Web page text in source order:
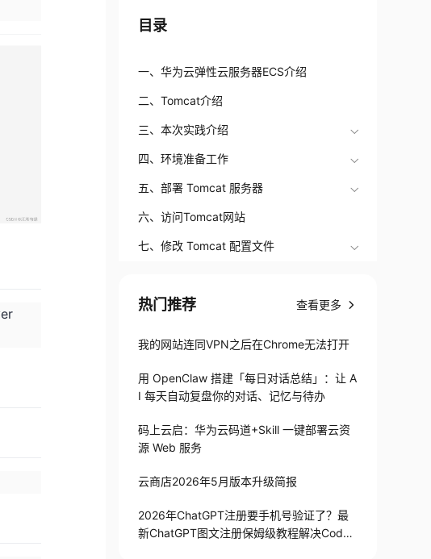
目录
一、华为云弹性云服务器ECS介绍
二、Tomcat介绍
三、本次实践介绍
四、环境准备工作
五、部署 Tomcat 服务器
六、访问Tomcat网站
七、修改 Tomcat 配置文件
热门推荐 查看更多
我的网站连同VPN之后在Chrome无法打开
用 OpenClaw 搭建「每日对话总结」：让 A
I 每天自动复盘你的对话、记忆与待办
码上云启：华为云码道+Skill 一键部署云资
源 Web 服务
云商店2026年5月版本升级简报
2026年ChatGPT注册要手机号验证了？最
新ChatGPT图文注册保姆级教程解决Codex